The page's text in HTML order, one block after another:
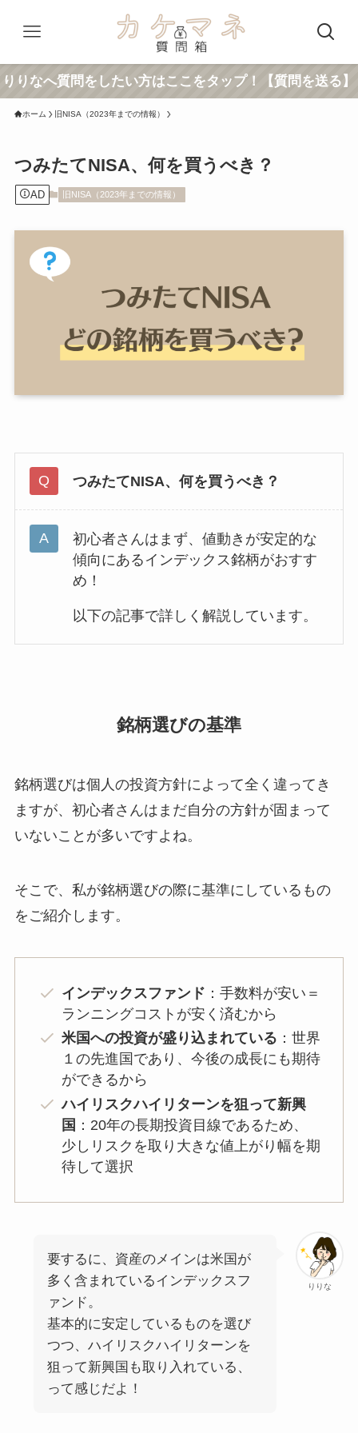
りりなへ質問をしたい方はここをタップ！【質問を送る】
ホーム 旧NISA（2023年までの情報）
つみたてNISA、何を買うべき？
AD 旧NISA（2023年までの情報）
つみたてNISA、何を買うべき？
初心者さんはまず、値動きが安定的な
傾向にあるインデックス銘柄がおすす
め！
以下の記事で詳しく解説しています。
銘柄選びの基準
銘柄選びは個人の投資方針によって全く違ってき
ますが、初心者さんはまだ自分の方針が固まって
いないことが多いですよね。
そこで、私が銘柄選びの際に基準にしているもの
をご紹介します。
インデックスファンド ：手数料が安い＝
ランニングコストが安く済むから
米国への投資が盛り込まれている ：世界
１の先進国であり、今後の成長にも期待
ができるから
ハイリスクハイリターンを狙って新興
国 ：20年の長期投資目線であるため、
少しリスクを取り大きな値上がり幅を期
待して選択
りりな
要するに、資産のメインは米国が
多く含まれているインデックスフ
ァンド。
基本的に安定しているものを選び
つつ、ハイリスクハイリターンを
狙って新興国も取り入れている、
って感じだよ！